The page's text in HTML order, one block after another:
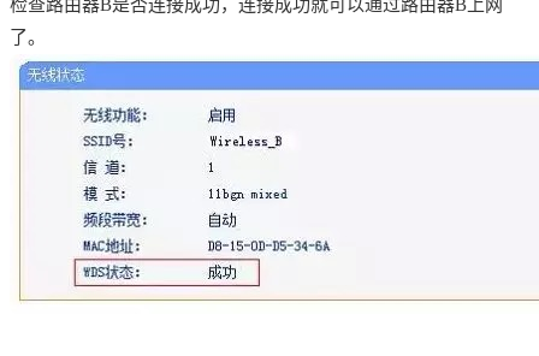
检查路由器B是否连接成功，连接成功就可以通过路由器B上网
了。